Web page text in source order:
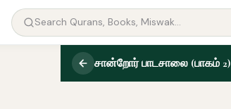
சான்றோர் பாடசாலை (பாகம் 2)